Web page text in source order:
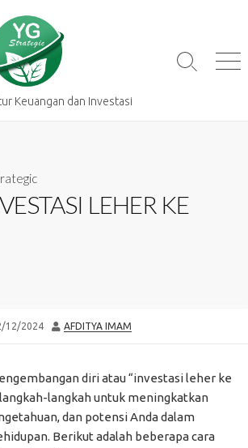
Keuangan dan Investasi
Search
LEHER KE
12/2024 AUTHOR
AFDITYA IMAM
diri atau “investasi leher ke
langkah untuk meningkatkan
dan potensi Anda dalam
Berikut adalah beberapa cara